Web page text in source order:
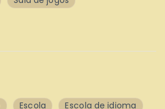
Escola
Escola de idioma